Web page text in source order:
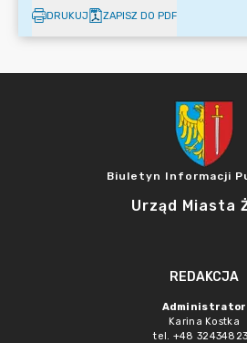
DRUKUJ ZAPISZ DO PDF
Biuletyn Informacji
Urząd Miasta
REDAKCJA
Administrator
Karina Kostka
tel. +48